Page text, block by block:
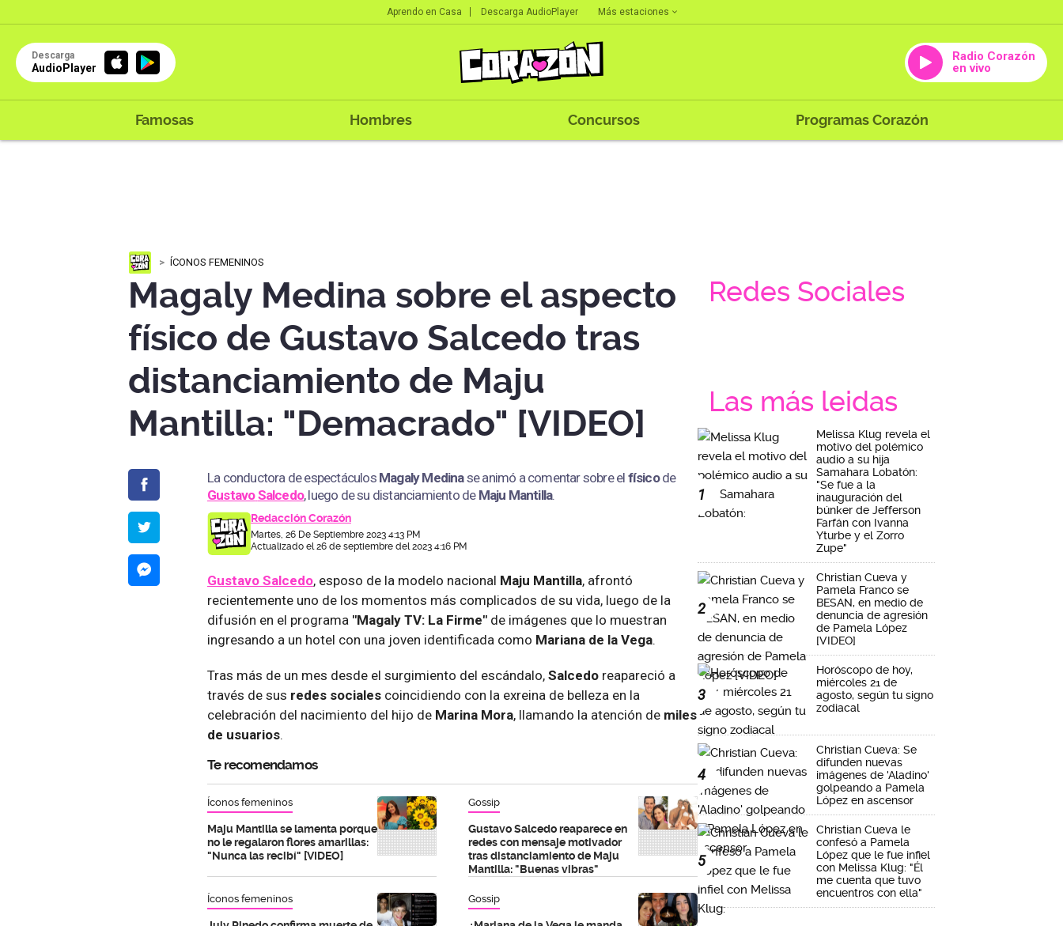
Aprendo en Casa Descarga AudioPlayer Más estaciones
Descarga
AudioPlayer
Radio Corazón
en vivo
Famosas Hombres Concursos Programas Corazón
ÍCONOS FEMENINOS
Magaly Medina sobre el aspecto
físico de Gustavo Salcedo tras
distanciamiento de Maju
Mantilla: "Demacrado" [VIDEO]
La conductora de espectáculos Magaly Medinase animó a comentar sobre el físicode
GustavoSalcedo, luego de su distanciamiento de Maju Mantilla.
Redacción Corazón
Martes, 26 De Septiembre 2023 4:13 PM
Actualizado el 26 de septiembre del 2023 4:16 PM
Gustavo Salcedo, esposo de la modelo nacional Maju Mantilla, afrontó
recientemente uno de los momentos más complicados de su vida, luego de la
difusión en el programa "Magaly TV: La Firme" de imágenes que lo muestran
ingresando a un hotel con una joven identificada como Mariana de la Vega.
Tras más de un mes desde el surgimiento del escándalo, Salcedo reapareció a
través de sus redes sociales coincidiendo con la exreina de belleza en la
celebración del nacimiento del hijo de Marina Mora, llamando la atención de miles
de usuarios.
Te recomendamos
Íconos femeninos
Maju Mantilla se lamenta porque
no le regalaron flores amarillas:
"Nunca las recibí" [VIDEO]
Gossip
Gustavo Salcedo reaparece en
redes con mensaje motivador
tras distanciamiento de Maju
Mantilla: "Buenas vibras"
Íconos femeninos Gossip
Redes Sociales
Las más leidas
1
Melissa Klug revela el
motivo del polémico
audio a su hija
Samahara Lobatón:
"Se fue a la
inauguración del
búnker de Jefferson
Farfán con Ivanna
Yturbe y el Zorro
Zupe"
2
Christian Cueva y
Pamela Franco se
BESAN, en medio de
denuncia de agresión
de Pamela López
[VIDEO]
3
Horóscopo de hoy,
miércoles 21 de
agosto, según tu signo
zodiacal
4
Christian Cueva: Se
difunden nuevas
imágenes de 'Aladino'
golpeando a Pamela
López en ascensor
5
Christian Cueva le
confesó a Pamela
López que le fue infiel
con Melissa Klug: "Él
me cuenta que tuvo
encuentros con ella"